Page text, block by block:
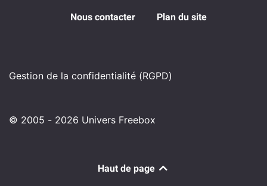
Nous contacter Plan du site
Gestion de la confidentialité (RGPD)
© 2005 - 2026 Univers Freebox
Haut de page